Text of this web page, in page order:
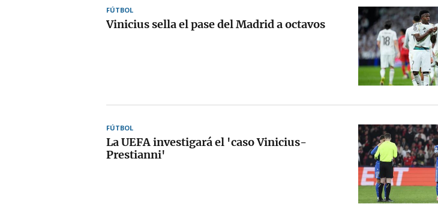
FÚTBOL
Vinicius sella el pase del Madrid a octavos
FÚTBOL
La UEFA investigará el 'caso Vinicius-
Prestianni'